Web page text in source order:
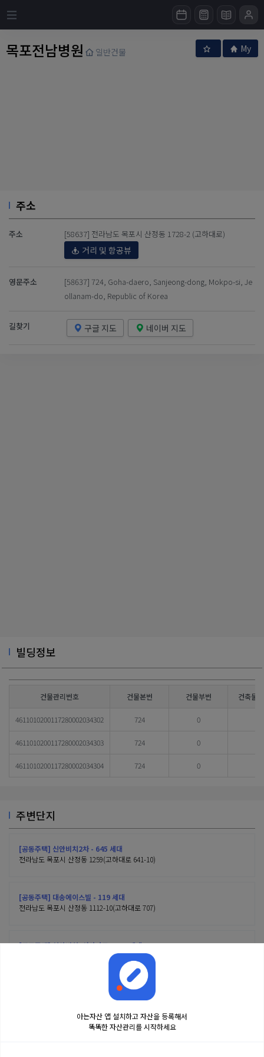
목포전남병원 일반건물 My
주소
주소 [58637] 전라남도 목포시 산정동 1728-2 (고하대로)
거리 및 항공뷰
영문주소
[58637] 724, Goha-daero, Sanjeong-dong, Mokpo-si, Je
ollanam-do, Republic of Korea
길찾기 구글 지도 네이버 지도
빌딩정보
건물관리번호 건물본번 건물부번 건축물
4611010200117280002034302 724 0
4611010200117280002034303 724 0
4611010200117280002034304 724 0
주변단지
[공동주택] 신안비치2차 - 645 세대
전라남도 목포시 산정동 1259(고하대로 641-10)
[공동주택] 대송에이스빌 - 119 세대
전라남도 목포시 산정동 1112-10(고하대로 707)
[공동주택] 신안비치3차아파트 - 495 세대
전라남도 목포시 산정동 1259-3(고하대로 641-11)
아는자산 앱 설치하고 자산을 등록해서
똑똑한 자산관리를 시작하세요